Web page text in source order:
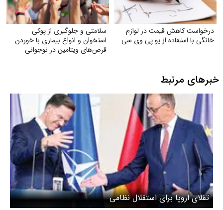
درخواست کاهش قیمت در لوازم
خانگی با استفاده از یو پی وی سی
سلامتی و جلوگیری از پوکی
استخوان و انواع بیماری با خوردن
قرص‌های ویتامین در نوجوانی
خبرهای مرتبط
تقلای اروپا برای استقلال نظامی